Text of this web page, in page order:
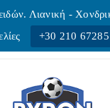
Λιανική -
+30 210